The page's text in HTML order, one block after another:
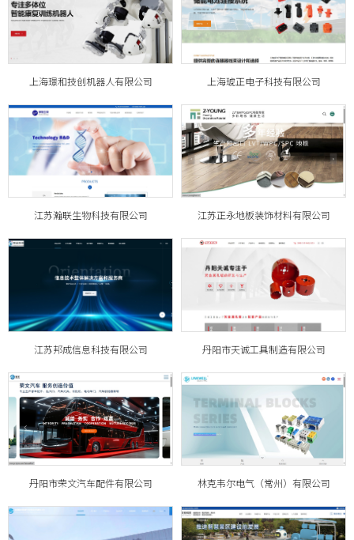
上海璟和技创机器人有限公司 上海琥正电子科技有限公司
江苏瀚联生物科技有限公司 江苏正永地板装饰材料有限公司
江苏邦成信息科技有限公司 丹阳市天诚工具制造有限公司
丹阳市荣文汽车配件有限公司 林克韦尔电气（常州）有限公司